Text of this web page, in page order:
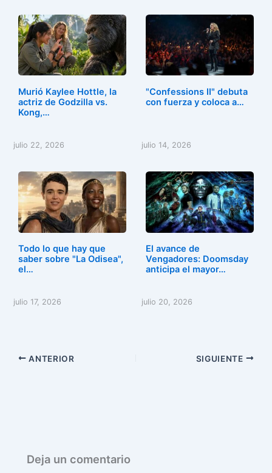
Murió Kaylee Hottle, la
actriz de Godzilla vs.
Kong,…
julio 22, 2026
"Confessions II" debuta
con fuerza y coloca a…
julio 14, 2026
Todo lo que hay que
saber sobre "La Odisea",
el…
julio 17, 2026
El avance de
Vengadores: Doomsday
anticipa el mayor…
julio 20, 2026
ANTERIOR SIGUIENTE
Deja un comentario